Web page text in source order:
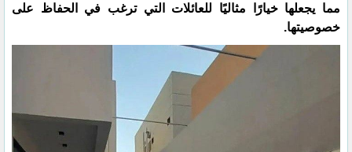
مما يجعلها خيارًا مثاليًا للعائلات التي ترغب في الحفاظ على
خصوصيتها.